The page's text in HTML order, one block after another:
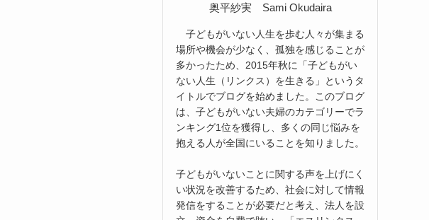
奥平紗実 Sami Okudaira
子どもがいない人生を歩む人々が集まる
場所や機会が少なく、孤独を感じることが
多かったため、2015年秋に「子どもがい
ない人生（リンクス）を生きる」というタ
イトルでブログを始めました。このブログ
は、子どもがいない夫婦のカテゴリーでラ
ンキング1位を獲得し、多くの同じ悩みを
抱える人が全国にいることを知りました。
子どもがいないことに関する声を上げにく
い状況を改善するため、社会に対して情報
発信をすることが必要だと考え、法人を設